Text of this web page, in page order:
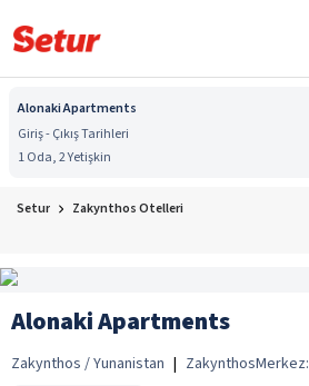
Alonaki Apartments
Giriş - Çıkış Tarihleri
1 Oda, 2 Yetişkin
Setur Zakynthos Otelleri
Alonaki Apartments
Zakynthos / Yunanistan | ZakynthosMerkez: